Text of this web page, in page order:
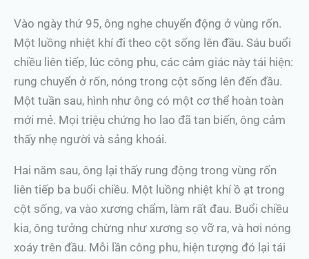
Vào ngày thứ 95, ông nghe chuyển động ở vùng rốn.
Một luồng nhiệt khí đi theo cột sống lên đầu. Sáu buổi
chiều liên tiếp, lúc công phu, các cảm giác này tái hiện:
rung chuyển ở rốn, nóng trong cột sống lên đến đầu.
Một tuần sau, hình như ông có một cơ thể hoàn toàn
mới mẻ. Mọi triệu chứng ho lao đã tan biến, ông cảm
thấy nhẹ người và sảng khoái.
Hai năm sau, ông lại thấy rung động trong vùng rốn
liên tiếp ba buổi chiều. Một luồng nhiệt khí ồ ạt trong
cột sống, va vào xương chẩm, làm rất đau. Buổi chiều
kia, ông tưởng chừng như xương sọ vỡ ra, và hơi nóng
xoáy trên đầu. Mỗi lần công phu, hiện tượng đó lại tái